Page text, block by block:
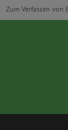
Zum Verfassen